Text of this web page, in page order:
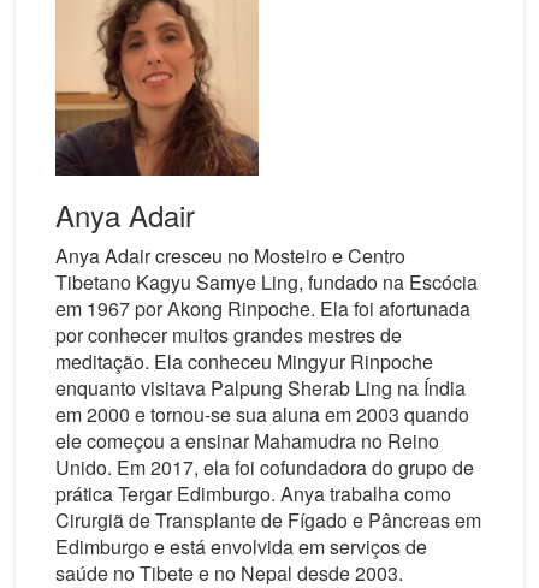
Anya Adair
Anya Adair cresceu no Mosteiro e Centro
Tibetano Kagyu Samye Ling, fundado na Escócia
em 1967 por Akong Rinpoche. Ela foi afortunada
por conhecer muitos grandes mestres de
meditação. Ela conheceu Mingyur Rinpoche
enquanto visitava Palpung Sherab Ling na Índia
em 2000 e tornou-se sua aluna em 2003 quando
ele começou a ensinar Mahamudra no Reino
Unido. Em 2017, ela foi cofundadora do grupo de
prática Tergar Edimburgo. Anya trabalha como
Cirurgiã de Transplante de Fígado e Pâncreas em
Edimburgo e está envolvida em serviços de
saúde no Tibete e no Nepal desde 2003.